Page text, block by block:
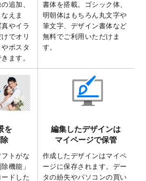
中見舞いのデザインテンプレートを追加
ました。
ャンバスプリントのデザインテンプレー
を追加いたしました。
年版1月始まりのカレンダーデザイン
ンプレートを公開いたしました。
背景削除機能
」を実装しました。
のデザインテンプレートを追加しまし
。
加しました。
スキングテープのデザインテンプレート
追加しました。
置できるデータ形式が増えました。
追加、
えま
やイラ
でオリ
ポスタ
ます。
書体を搭載。ゴシック体、
明朝体はもちろん丸文字や
筆文字、デザイン書体など
無料でご利用いただけま
す。
を
トがな
機能」
ドした
編集したデザインは
マイページで保管
作成したデザインはマイペ
ージに保存されます。デー
タの紛失やパソコンの買い